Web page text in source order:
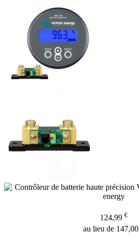
124,99 €
au lieu de 147,00